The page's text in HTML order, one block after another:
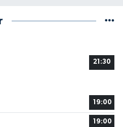
21:30
19:00
19:00